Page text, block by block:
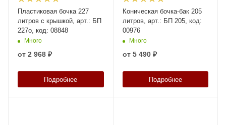
Пластиковая бочка 227
литров с крышкой, арт.: БП
227о, код: 08848
Много
от 2 968 ₽
Подробнее
Коническая бочка-бак 205
литров, арт.: БП 205, код:
00976
Много
от 5 490 ₽
Подробнее